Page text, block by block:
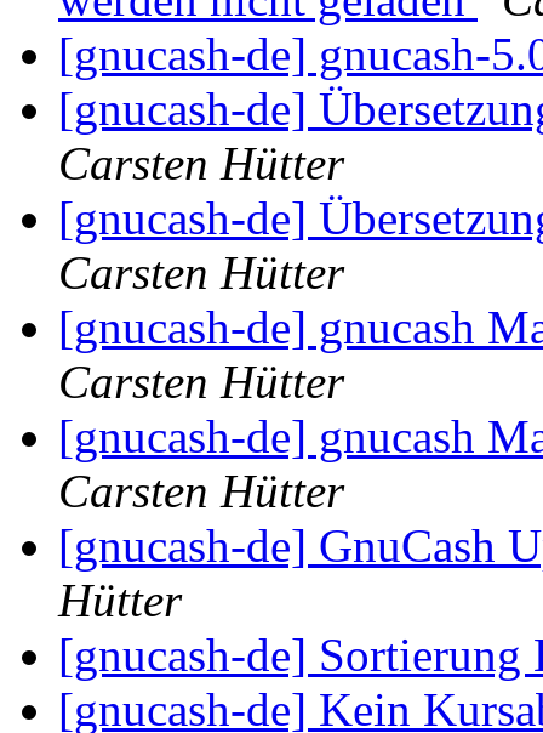
[gnucash-de] gnucash-
[gnucash-de]
Carsten Hütter
[gnucash-de]
Carsten Hütter
[gnucash-de] gnucash
Carsten Hütter
[gnucash-de] gnucash
Carsten Hütter
[gnucash-de] GnuCash
Hütter
[gnucash-de]
[gnucash-de] Kein